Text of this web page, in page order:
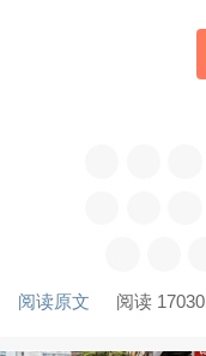
阅读原文 阅读 17030